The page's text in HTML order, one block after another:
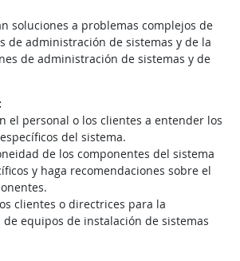
soluciones a problemas complejos de
de administración de sistemas y de la
de administración de sistemas y de
el personal o los clientes a entender los
del sistema.
de los componentes del sistema
y haga recomendaciones sobre el
clientes o directrices para la
equipos de instalación de sistemas